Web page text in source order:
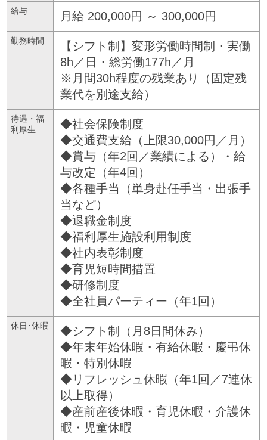
給与 月給 200,000円 ～ 300,000円
勤務時間
【シフト制】変形労働時間制・実働
8h／日・総労働177h／月
※月間30h程度の残業あり（固定残
業代を別途支給）
待遇・福
利厚生
◆社会保険制度
◆交通費支給（上限30,000円／月）
◆賞与（年2回／業績による）・給
与改定（年4回）
◆各種手当（単身赴任手当・出張手
当など）
◆退職金制度
◆福利厚生施設利用制度
◆社内表彰制度
◆育児短時間措置
◆研修制度
◆全社員パーティー（年1回）
休日･休暇
◆シフト制（月8日間休み）
◆年末年始休暇・有給休暇・慶弔休
暇・特別休暇
◆リフレッシュ休暇（年1回／7連休
以上取得）
◆産前産後休暇・育児休暇・介護休
暇・児童休暇